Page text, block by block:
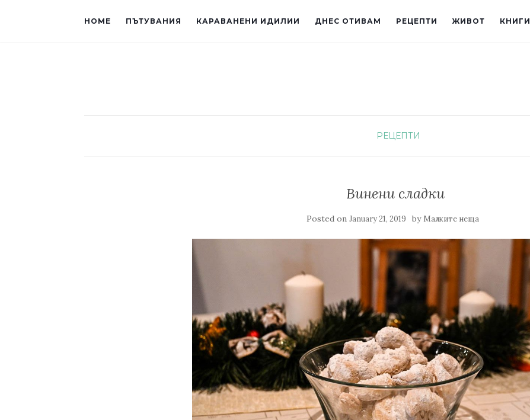
HOME ПЪТУВАНИЯ КАРАВАНЕНИ ИДИЛИИ ДНЕС ОТИВАМ РЕЦЕПТИ ЖИВОТ КНИГИ
РЕЦЕПТИ
Винени сладки
Posted on January 21, 2019 by Малките неща